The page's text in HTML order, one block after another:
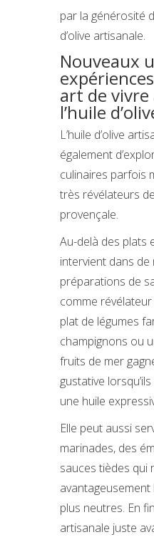
par la générosité
d’olive artisanale.
Nouveaux
art de
l’huile
L’huile d’olive
également
culinaires parfois
très révélateurs
provençale.
Au-delà des plats
intervient dans
préparations de
comme révélateur
plat de légumes
champignons ou
fruits de mer
gustative
une huile
Elle peut aussi
marinades, des
sauces tièdes qui
plus neutres. En
artisanale juste